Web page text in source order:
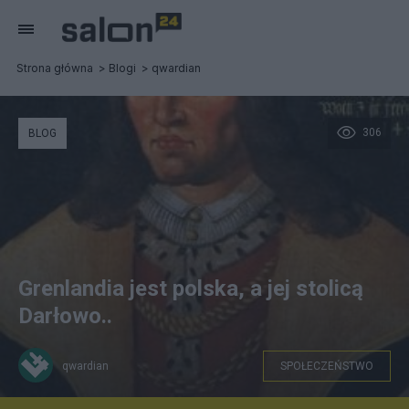
Strona główna Blogi qwardian
306
BLOG
Grenlandia jest polska, a jej stolicą
Darłowo..
qwardian SPOŁECZEŃSTWO